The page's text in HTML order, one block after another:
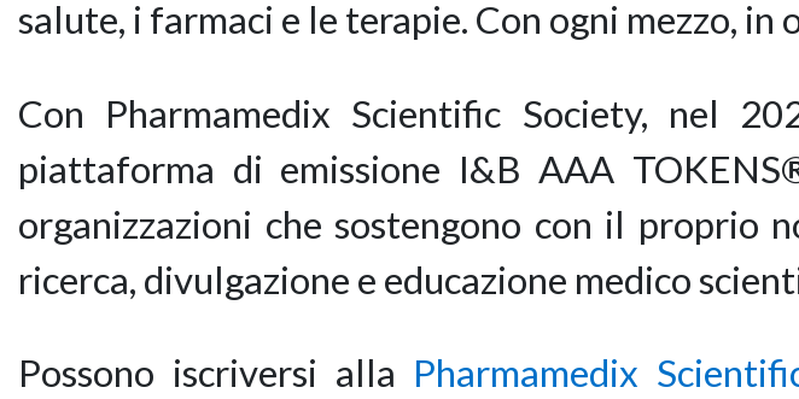
salute, i farmaci e le terapie. Con ogni mezzo, in
Con Pharmamedix Scientific Society, nel
piattaforma di emissione I&B AAA
organizzazioni che sostengono con il
ricerca, divulgazione e educazione medico
Possono iscriversi alla Pharmamedix